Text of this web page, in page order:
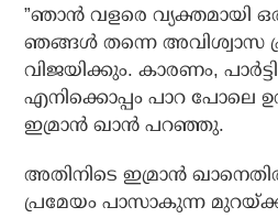
”ഞാന്‍ വളരെ വ്യക്തമായി
ഞങ്ങള്‍ തന്നെ അവിശ്വാസ
വിജയിക്കും. കാരണം,
എനിക്കൊപ്പം പാറ പോലെ
ഇമ്രാന്‍ ഖാന്‍ പറഞ്ഞു.
അതിനിടെ ഇമ്രാന്‍
പ്രമേയം പാസാകുന്ന